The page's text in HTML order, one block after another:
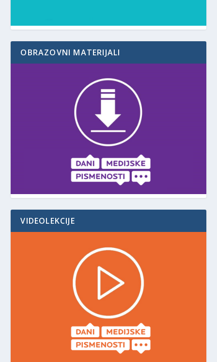
OBRAZOVNI MATERIJALI
VIDEOLEKCIJE